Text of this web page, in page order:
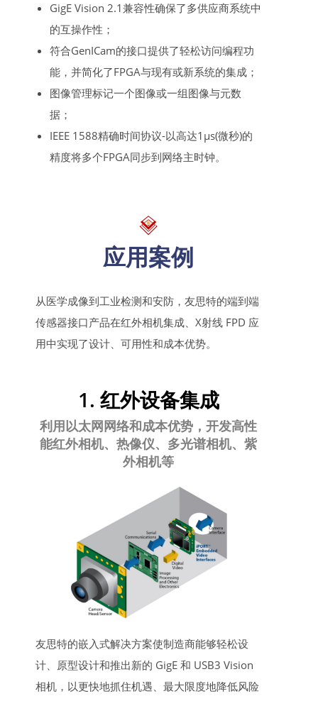
GigE Vision 2.1兼容性确保了多供应商系统中
的互操作性；
符合GenICam的接口提供了轻松访问编程功
能，并简化了FPGA与现有或新系统的集成；
图像管理标记一个图像或一组图像与元数
据；
IEEE 1588精确时间协议-以高达1μs(微秒)的
精度将多个FPGA同步到网络主时钟。
应用案例
从医学成像到工业检测和安防，友思特的端到端
传感器接口产品在红外相机集成、X射线 FPD 应
用中实现了设计、可用性和成本优势。
1. 红外设备集成
利用以太网网络和成本优势，开发高性
能红外相机、热像仪、多光谱相机、紫
外相机等
友思特的嵌入式解决方案使制造商能够轻松设
计、原型设计和推出新的 GigE 和 USB3 Vision
相机，以更快地抓住机遇、最大限度地降低风险